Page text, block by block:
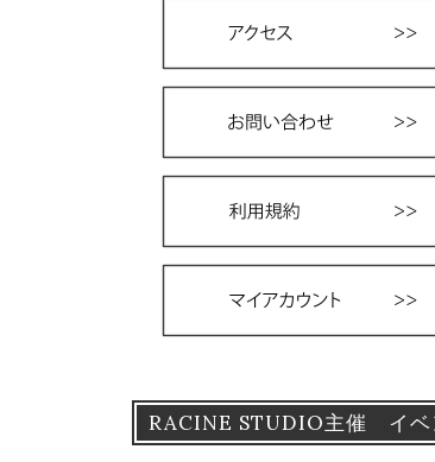
RACINE STUDIO主催 イベ